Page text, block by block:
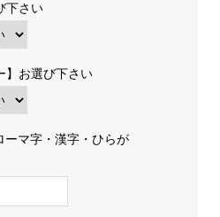
下さい
】お選び下さい
ーマ字・漢字・ひらが